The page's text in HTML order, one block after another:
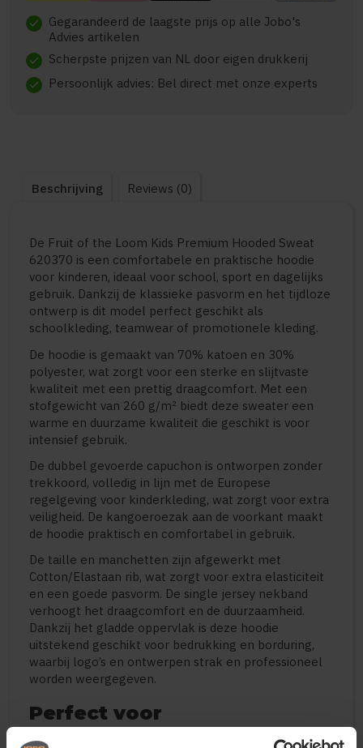
check Gegarandeerd de laagste prijs op alle Jobo's
Advies artikelen
check Scherpste prijzen van NL door eigen drukkerij
check Persoonlijk advies: Bel direct met onze experts
Beschrijving Reviews (0)
De Fruit of the Loom Kids Premium Hooded Sweat
620370 is een comfortabele en praktische hoodie
voor kinderen, ideaal voor school, sport en dagelijks
gebruik. Dankzij de klassieke pasvorm en het tijdloze
ontwerp is dit model perfect geschikt als
schoolkleding, teamwear of promotionele kleding.
De hoodie is gemaakt van 70% katoen en 30%
polyester, wat zorgt voor een sterke en slijtvaste
kwaliteit met een prettig draagcomfort. Met een
stofgewicht van 260 g/m² biedt deze sweater een
warme en duurzame kwaliteit die geschikt is voor
intensief gebruik.
De dubbel gevoerde capuchon is ontworpen zonder
trekkoord, volledig in lijn met de Europese
regelgeving voor kinderkleding, wat zorgt voor extra
veiligheid. De kangoeroezak aan de voorkant maakt
de hoodie praktisch en comfortabel in gebruik.
De taille en manchetten zijn afgewerkt met
Cotton/Elastaan rib, wat zorgt voor extra elasticiteit
en een goede pasvorm. De single jersey nekband
verhoogt het draagcomfort en de duurzaamheid.
Dankzij het gladde oppervlak is deze hoodie
uitstekend geschikt voor bedrukking en borduring,
waarbij logo’s en ontwerpen strak en professioneel
worden weergegeven.
Perfect voor
• Schoolkleding